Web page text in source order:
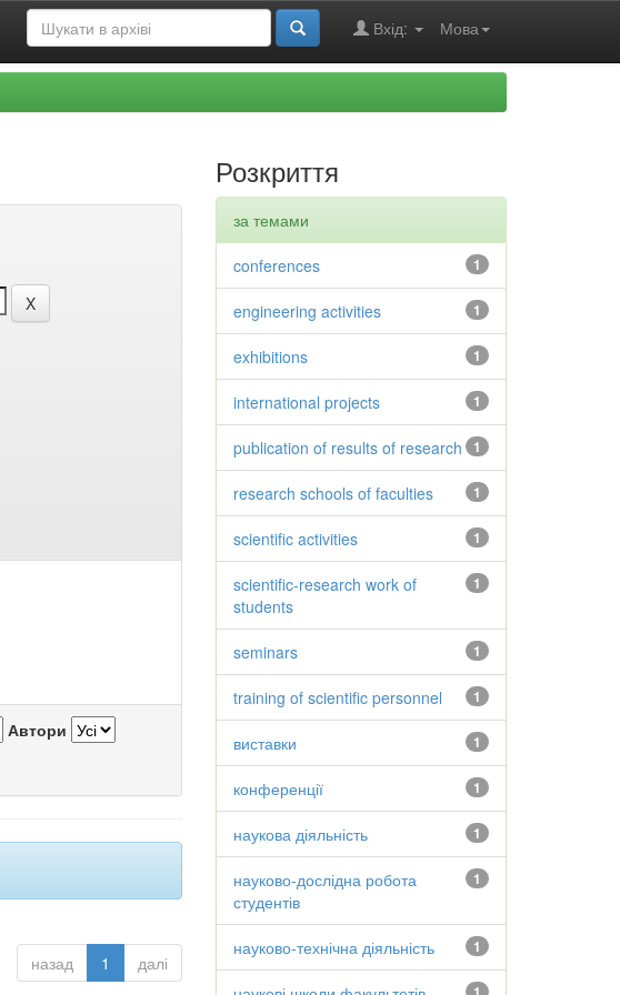
Мова
Вхід:
Автори
назад 1 далі
Розкриття
за темами
1
conferences
1
engineering activities
1
exhibitions
1
international projects
1
publication of results of research
1
research schools of faculties
1
scientific activities
1
scientific-research work of
students
1
seminars
1
training of scientific personnel
1
виставки
1
конференції
1
наукова діяльність
1
науково-дослідна робота
студентів
1
науково-технічна діяльність